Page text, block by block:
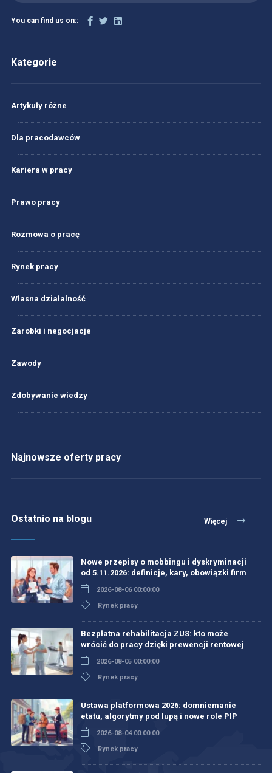
You can find us on::
Kategorie
Artykuły różne
Dla pracodawców
Kariera w pracy
Prawo pracy
Rozmowa o pracę
Rynek pracy
Własna działalność
Zarobki i negocjacje
Zawody
Zdobywanie wiedzy
Najnowsze oferty pracy
Ostatnio na blogu Więcej
Nowe przepisy o mobbingu i dyskryminacji
od 5.11.2026: definicje, kary, obowiązki firm
2026-08-06 00:00:00
Rynek pracy
Bezpłatna rehabilitacja ZUS: kto może
wrócić do pracy dzięki prewencji rentowej
2026-08-05 00:00:00
Rynek pracy
Ustawa platformowa 2026: domniemanie
etatu, algorytmy pod lupą i nowe role PIP
2026-08-04 00:00:00
Rynek pracy